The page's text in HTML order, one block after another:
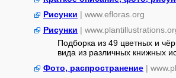
Рисунки | www.efloras.org
Рисунки |
Подборка из 49 цветных и
вида из различных книжных
Фото, распространение |